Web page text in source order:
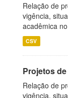
Relação de
vigência,
acadêmica
CSV
Projetos
Relação de
vigência,